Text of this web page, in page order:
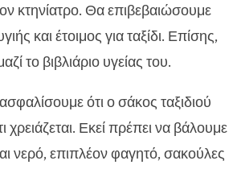
κτηνίατρο. Θα επιβεβαιώσουμε
και έτοιμος για ταξίδι. Επίσης,
το βιβλιάριο υγείας του.
ότι ο σάκος ταξιδιού
χρειάζεται. Εκεί πρέπει να βάλουμε
νερό, επιπλέον φαγητό, σακούλες